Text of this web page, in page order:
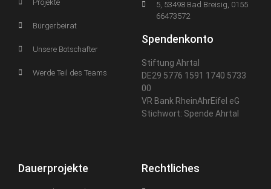
Projekte
Bürgerbeirat
Unsere Botschafter
Werde Teil des Teams
5, 53498 Bad Breisig, 0155
66473572
Spendenkonto
Stiftung Ahrtal
DE29 5776 1591 1740 5733
00
VR Bank RheinAhrEifel eG
Stichwort: Spende Ahrtal
Dauerprojekte Rechtliches